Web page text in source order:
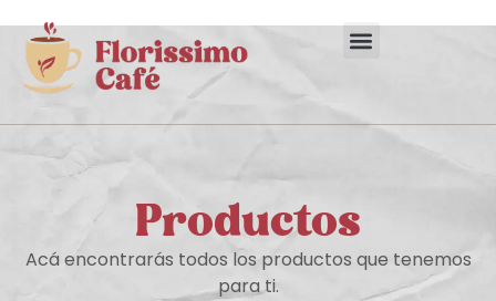
Productos
Acá encontrarás todos los productos que tenemos
para ti.